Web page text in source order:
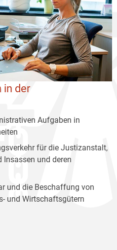
in der
Aufgaben in
für die Justizanstalt,
und deren
und die Beschaffung von
und Wirtschaftsgütern